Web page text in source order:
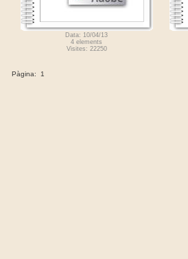
Data: 10/04/13
4 elements
Visites: 22250
Pàgina: 1